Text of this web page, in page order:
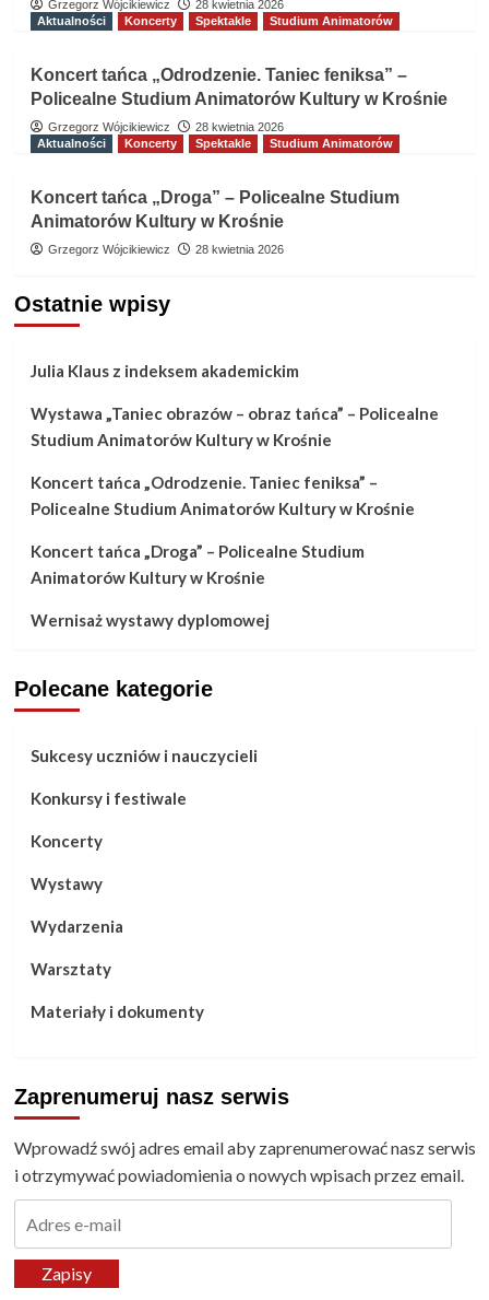
Grzegorz Wójcikiewicz
28 kwietnia 2026
Aktualności
Koncerty Spektakle Studium Animatorów
Koncert tańca „Odrodzenie. Taniec feniksa” –
Policealne Studium Animatorów Kultury w Krośnie
Grzegorz Wójcikiewicz
28 kwietnia 2026
Aktualności
Koncerty Spektakle Studium Animatorów
Koncert tańca „Droga” – Policealne Studium
Animatorów Kultury w Krośnie
Grzegorz Wójcikiewicz 28 kwietnia 2026
Ostatnie wpisy
Julia Klaus z indeksem akademickim
Wystawa „Taniec obrazów – obraz tańca” – Policealne
Studium Animatorów Kultury w Krośnie
Koncert tańca „Odrodzenie. Taniec feniksa” –
Policealne Studium Animatorów Kultury w Krośnie
Koncert tańca „Droga” – Policealne Studium
Animatorów Kultury w Krośnie
Wernisaż wystawy dyplomowej
Polecane kategorie
Sukcesy uczniów i nauczycieli
Konkursy i festiwale
Koncerty
Wystawy
Wydarzenia
Warsztaty
Materiały i dokumenty
Zaprenumeruj nasz serwis
Wprowadź swój adres email aby zaprenumerować nasz serwis
i otrzymywać powiadomienia o nowych wpisach przez email.
mailZapisy